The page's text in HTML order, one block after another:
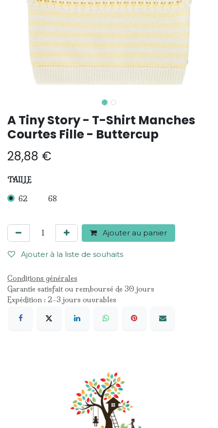
A Tiny Story - T-Shirt Manches
Courtes Fille - Buttercup
28,88 €
TAILLE
62 68
Ajouter au panier
Ajouter à la liste de souhaits
Conditions générales
Garantie satisfait ou remboursé de 30 jours
Expédition : 2-3 jours ouvrables